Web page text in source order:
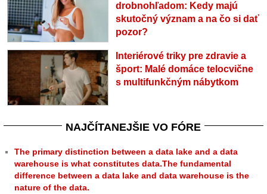
drobnohľadom: Kedy majú
skutočný význam a na čo si dať
pozor?
Interiérové triky pre zdravie a
šport: Malé domáce telocvične
s multifunkčným nábytkom
NAJČÍTANEJŠIE VO FÓRE
The primary distinction between a data lake and a data
warehouse is what constitutes data.The fundamental
difference between a data lake and data warehouse is the
nature of the data.